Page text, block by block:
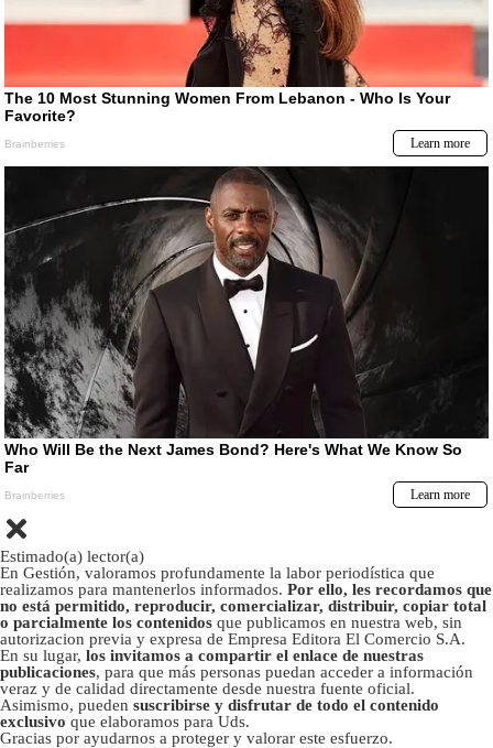
Estimado(a) lector(a)
En Gestión, valoramos profundamente la labor periodística que
realizamos para mantenerlos informados. Por ello, les recordamos que
no está permitido, reproducir, comercializar, distribuir, copiar total
o parcialmente los contenidos que publicamos en nuestra web, sin
autorizacion previa y expresa de Empresa Editora El Comercio S.A.
En su lugar, los invitamos a compartir el enlace de nuestras
publicaciones, para que más personas puedan acceder a información
veraz y de calidad directamente desde nuestra fuente oficial.
Asimismo, pueden suscribirse y disfrutar de todo el contenido
exclusivo que elaboramos para Uds.
Gracias por ayudarnos a proteger y valorar este esfuerzo.